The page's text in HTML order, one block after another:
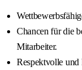
Chancen für die
Mitarbeiter.
Respektvolle und